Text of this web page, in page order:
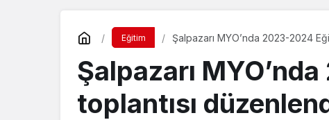
Eğitim Şalpazarı MYO’nda 2023-2024
Şalpazarı
toplantısı